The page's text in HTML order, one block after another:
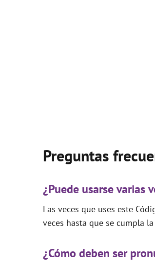
Preguntas
¿Puede usarse varias
Las veces que uses este
veces hasta que se cumpla
¿Cómo deben ser